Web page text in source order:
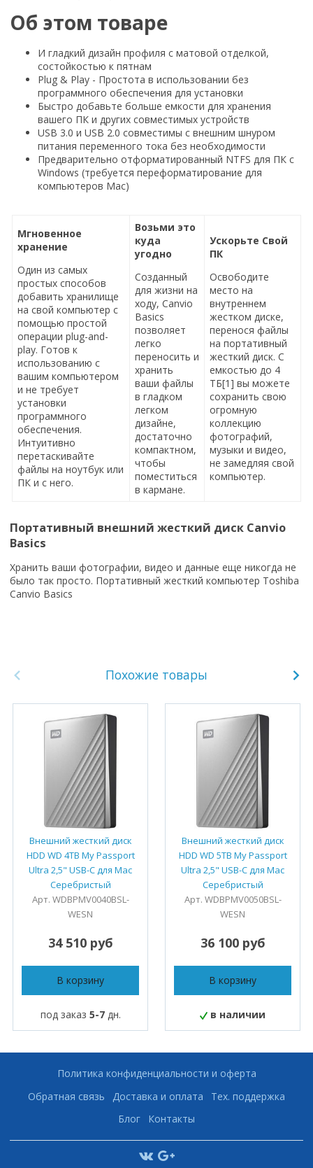
Об этом товаре
И гладкий дизайн профиля с матовой отделкой,
состойкостью к пятнам
Plug & Play - Простота в использовании без
программного обеспечения для установки
Быстро добавьте больше емкости для хранения
вашего ПК и других совместимых устройств
USB 3.0 и USB 2.0 совместимы с внешним шнуром
питания переменного тока без необходимости
Предварительно отформатированный NTFS для ПК с
Windows (требуется переформатирование для
компьютеров Mac)
Мгновенное
хранение
Один из самых
простых способов
добавить хранилище
на свой компьютер с
помощью простой
операции plug-and-
play. Готов к
использованию с
вашим компьютером
и не требует
установки
программного
обеспечения.
Интуитивно
перетаскивайте
файлы на ноутбук или
ПК и с него.
Возьми это
куда
угодно
Созданный
для жизни на
ходу, Canvio
Basics
позволяет
легко
переносить и
хранить
ваши файлы
в гладком
легком
дизайне,
достаточно
компактном,
чтобы
поместиться
в кармане.
Ускорьте Свой
ПК
Освободите
место на
внутреннем
жестком диске,
перенося файлы
на портативный
жесткий диск. С
емкостью до 4
ТБ[1] вы можете
сохранить свою
огромную
коллекцию
фотографий,
музыки и видео,
не замедляя свой
компьютер.
Портативный внешний жесткий диск Canvio
Basics
Хранить ваши фотографии, видео и данные еще никогда не
было так просто. Портативный жесткий компьютер Toshiba
Canvio Basics
Похожие товары
Внешний жесткий диск
HDD WD 4TB My Passport
Ultra 2,5" USB-C для Mac
Серебристый
Арт. WDBPMV0040BSL-
WESN
34 510 руб
В корзину
под заказ 5-7дн.
Внешний жесткий диск
HDD WD 5TB My Passport
Ultra 2,5" USB-C для Mac
Серебристый
Арт. WDBPMV0050BSL-
WESN
36 100 руб
В корзину
в наличии
Политика конфиденциальности и оферта
Обратная связь
Доставка и оплата
Тех. поддержка
Блог
Контакты